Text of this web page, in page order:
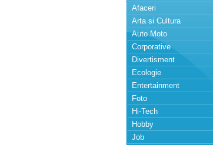
Afaceri
Arta si Cultura
Auto Moto
Corporative
Divertisment
Ecologie
Entertainment
Foto
Hi-Tech
Hobby
Job